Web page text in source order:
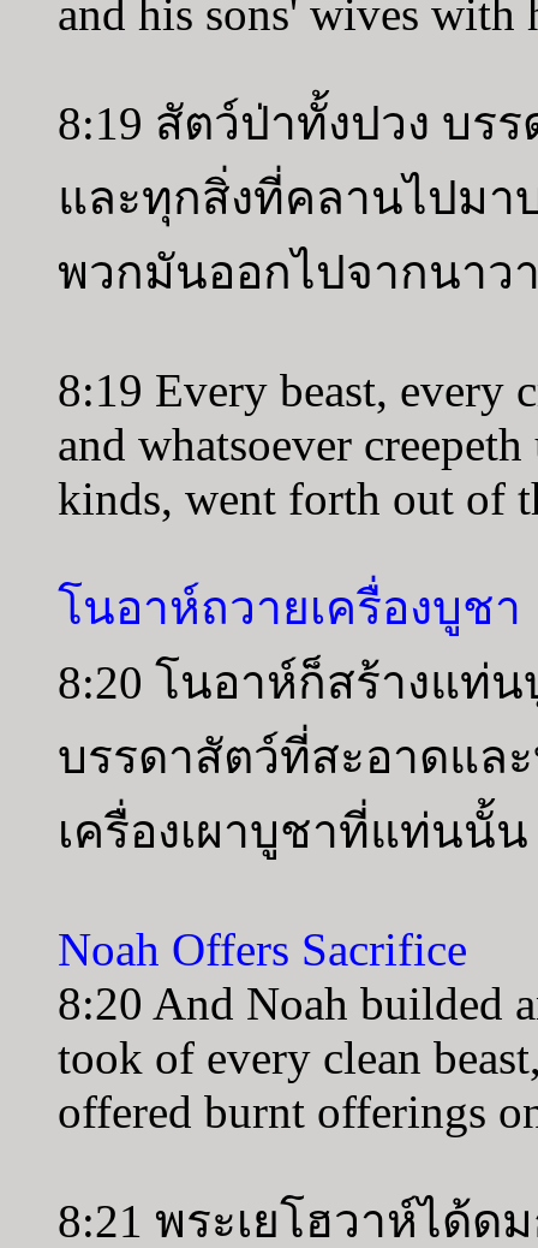
and his sons' wives with
8:19 สัตว์ป่าทั้งปวง บร
และทุกสิ่งที่คลานไปม
พวกมันออกไปจากนาว
8:19 Every beast, every
and whatsoever
kinds, went forth out of
โนอาห์ถวายเครื่องบูชา
8:20 โนอาห์ก็สร้างแท่
บรรดาสัตว์ที่สะอาดแล
เครื่องเผาบูชาที่แท่นนั้น
Noah Offers Sacrifice
8:20 And Noah builded
took of every clean
offered burnt offerings
8:21 พระเยโฮวาห์ได้